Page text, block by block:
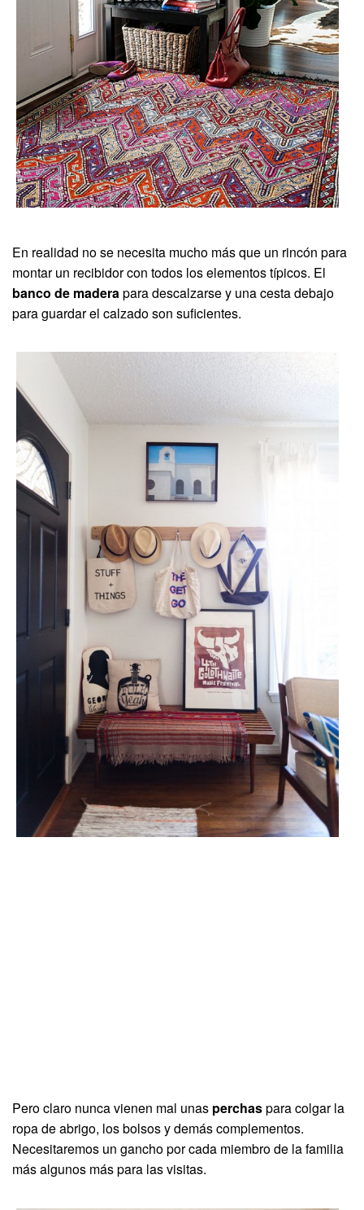
En realidad no se necesita mucho más que un rincón para
montar un recibidor con todos los elementos típicos. El
banco de madera para descalzarse y una cesta debajo
para guardar el calzado son suficientes.
Pero claro nunca vienen mal unas perchaspara colgar la
ropa de abrigo, los bolsos y demás complementos.
Necesitaremos un gancho por cada miembro de la familia
más algunos más para las visitas.